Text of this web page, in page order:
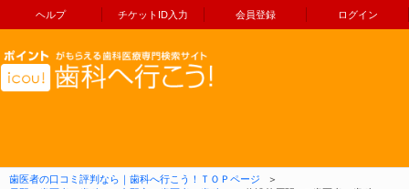
ヘルプ チケットID入力 会員登録 ログイン
コンテンツへ移動
歯医者の口コミ評判なら｜歯科へ行こう！ＴＯＰページ
＞